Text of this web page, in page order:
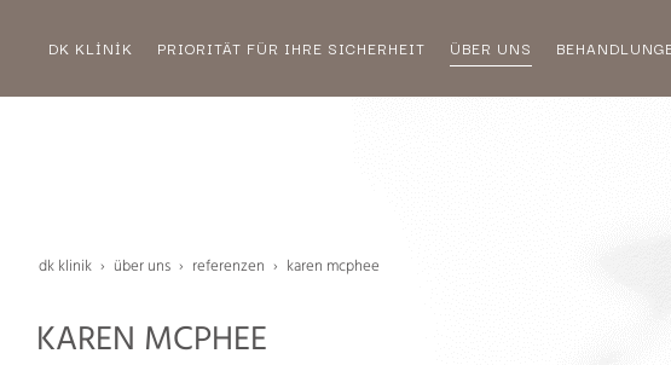
DK KLİNİK PRIORITÄT FÜR IHRE SICHERHEIT ÜBER UNS
dk klinik über uns referenzen karen mcphee
KAREN MCPHEE